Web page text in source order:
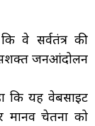
वे सर्वतंत्र की
सशक्त जनआंदोलन
कि यह वेबसाइट
मानव चेतना को